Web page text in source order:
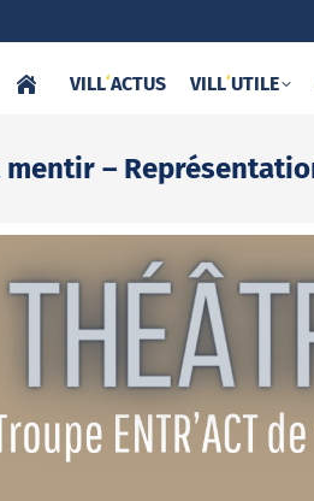
VILL‘ACTUS VILL‘UTILE
–